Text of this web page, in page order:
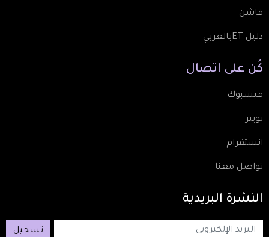
فاشن
دليل ETبالعربي
كُن على اتصال
فيسبوك
تويتر
انستقرام
تواصل معنا
النشرة البريدية
تسجيل